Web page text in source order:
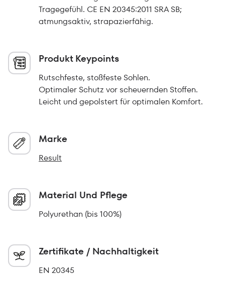
Tragegefühl. CE EN 20345:2011 SRA SB;
atmungsaktiv, strapazierfähig.
Produkt Keypoints
Rutschfeste, stoßfeste Sohlen.
Optimaler Schutz vor scheuernden Stoffen.
Leicht und gepolstert für optimalen Komfort.
Marke
Result
Material Und Pflege
Polyurethan (bis 100%)
Zertifikate / Nachhaltigkeit
EN 20345